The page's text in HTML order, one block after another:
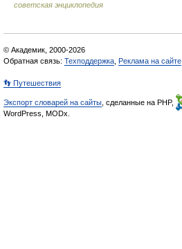
советская энциклопедия
© Академик, 2000-2026
Обратная связь: Техподдержка Реклама на сайте
👣 Путешествия
Экспорт словарей на сайты , сделанные на PHP,
WordPress, MODx.